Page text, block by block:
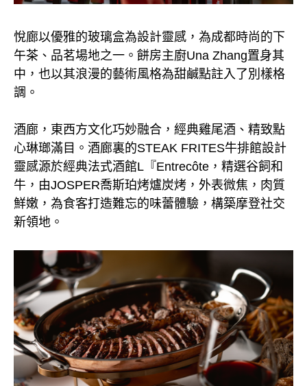
悅廊以優雅的玻璃盒為設計靈感，為成都時尚的下
午茶、品茗場地之一。餅房主廚Una Zhang置身其
中，也以其浪漫的藝術風格為甜鹹點註入了別樣格
調。
酒廊，東西方文化巧妙融合，經典雞尾酒、精致點
心琳瑯滿目。酒廊裏的STEAK FRITES牛排館設計
靈感源於經典法式酒館L『Entrecôte，精選谷飼和
牛，由JOSPER喬斯珀烤爐炭烤，外表微焦，肉質
鮮嫩，為食客打造難忘的味蕾體驗，構築摩登社交
新領地。